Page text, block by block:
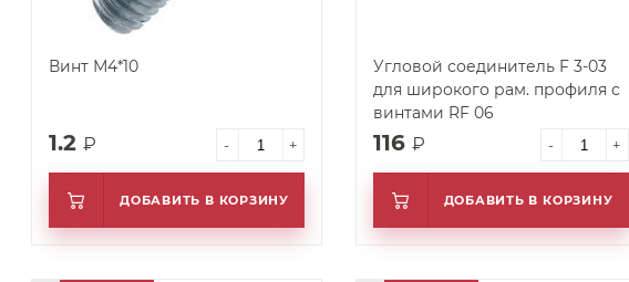
Винт М4*10
1.2 ₽ - +
ДОБАВИТЬ В КОРЗИНУ
Угловой соединитель F 3-03
для широкого рам. профиля с
винтами RF 06
116 ₽ - +
ДОБАВИТЬ В КОРЗИНУ